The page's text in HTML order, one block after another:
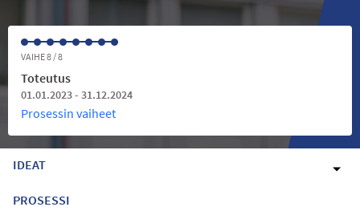
VAIHE 8 / 8
Toteutus
01.01.2023 - 31.12.2024
Prosessin vaiheet
IDEAT
PROSESSI